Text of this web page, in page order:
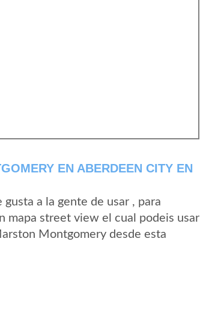
EN ABERDEEN CITY EN
a la gente de usar , para
mapa street view el cual podeis usar
Montgomery desde esta